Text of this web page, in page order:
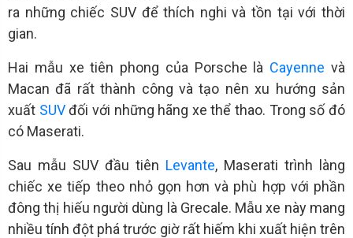
ra những chiếc SUV để thích nghi và tồn tại với thời
gian.
Hai mẫu xe tiên phong của Porsche là Cayenne và
Macan đã rất thành công và tạo nên xu hướng sản
xuất SUVđối với những hãng xe thể thao. Trong số đó
có Maserati.
Sau mẫu SUV đầu tiên Levante, Maserati trình làng
chiếc xe tiếp theo nhỏ gọn hơn và phù hợp với phần
đông thị hiếu người dùng là Grecale. Mẫu xe này mang
nhiều tính đột phá trước giờ rất hiếm khi xuất hiện trên